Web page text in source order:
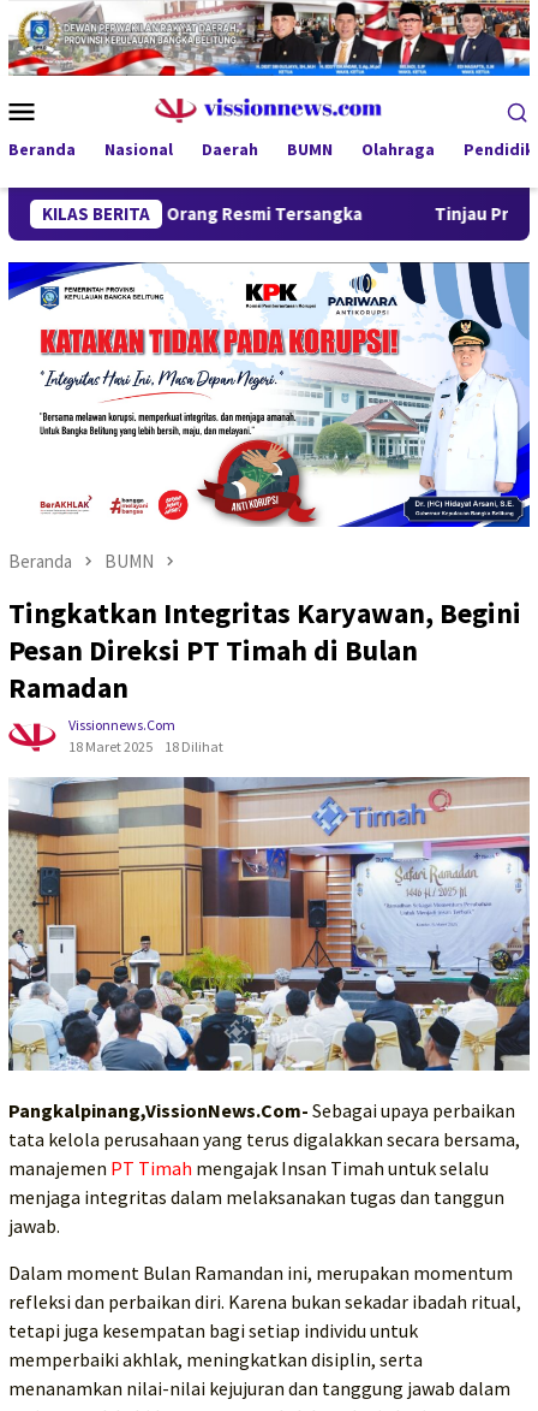
Loncat
ke
konten
Mobile
Beranda Nasional Daerah BUMN Olahraga
KILAS BERITA
Orang Resmi Tersangka Tinjau Program MBG 3B di
Beranda BUMN
Tingkatkan Integritas Karyawan, Begini
Pesan Direksi PT Timah di Bulan
Ramadan
Vissionnews.com
18 Maret 2025
18 Dilihat
Pangkalpinang,VissionNews.Com- Sebagai upaya perbaikan
tata kelola perusahaan yang terus digalakkan secara bersama,
manajemen PT Timah mengajak Insan Timah untuk selalu
menjaga integritas dalam melaksanakan tugas dan tanggun
jawab.
Dalam moment Bulan Ramandan ini, merupakan momentum
refleksi dan perbaikan diri. Karena bukan sekadar ibadah ritual,
tetapi juga kesempatan bagi setiap individu untuk
memperbaiki akhlak, meningkatkan disiplin, serta
menanamkan nilai-nilai kejujuran dan tanggung jawab dalam